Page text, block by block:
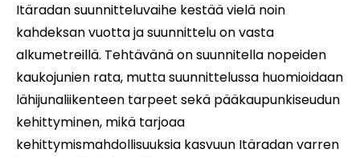
Itäradan suunnitteluvaihe kestää vielä noin
kahdeksan vuotta ja suunnittelu on vasta
alkumetreillä. Tehtävänä on suunnitella nopeiden
kaukojunien rata, mutta suunnittelussa huomioidaan
lähijunaliikenteen tarpeet sekä pääkaupunkiseudun
kehittyminen, mikä tarjoaa
kehittymismahdollisuuksia kasvuun Itäradan varren